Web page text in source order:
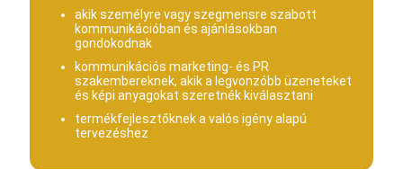
akik személyre vagy szegmensre szabott
kommunikációban és ajánlásokban
gondokodnak
kommunikációs marketing- és PR
szakembereknek, akik a legvonzóbb üzeneteket
és képi anyagokat szeretnék kiválasztani
termékfejlesztőknek a valós igény alapú
tervezéshez